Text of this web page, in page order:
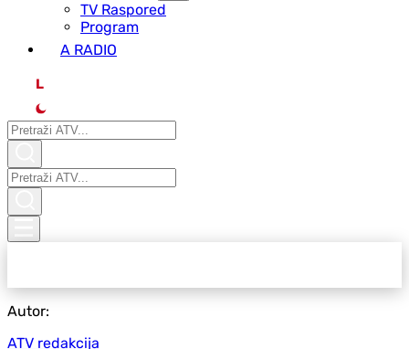
ТV Raspored
Program
A RADIO
L
Autor:
ATV redakcija